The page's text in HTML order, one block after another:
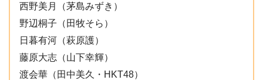
西野美月（茅島みずき）
野辺桐子（田牧そら）
日暮有河（萩原護）
藤原大志（山下幸輝）
渡会華（田中美久・HKT48）